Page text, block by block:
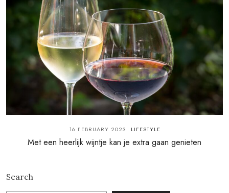
16 FEBRUARY 2023 LIFESTYLE
Met een heerlijk wijntje kan je extra gaan genieten
Search